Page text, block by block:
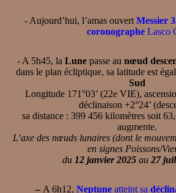
- Aujourd’hui, l’amas ouvert Messier
coronographe Lasco
- A 5h45, la Lunepasse au nœud
dans le plan écliptique, sa latitude est
Sud
Longitude 171°03’ (22e VIE),
déclinaison +2°24’
sa distance : 399 456 kilomètres soit
augmente.
L’axe des nœuds lunaires (dont le
en signes Poissons/
du 12 janvier 2025au 27
– A 6h12, Neptune atteint sa